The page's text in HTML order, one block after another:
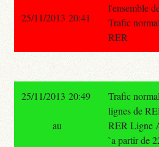
l'ensemble
Trafic
RER
25/11/2013 20:41
25/11/2013 20:49
Trafic
lignes de
RER Ligne
`a partir de
au